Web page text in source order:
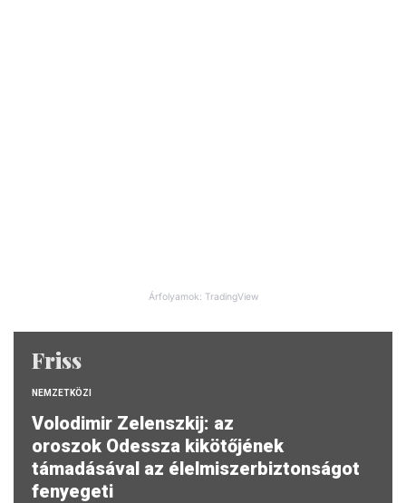
Árfolyamok: TradingView
Friss
NEMZETKÖZI
Volodimir Zelenszkij: az
oroszok Odessza kikötőjének
támadásával az élelmiszerbiztonságot
fenyegeti